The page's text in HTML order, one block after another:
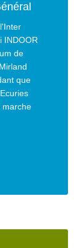
INDOOR
de
que
marche